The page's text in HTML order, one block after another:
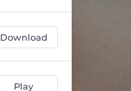
Download
Play